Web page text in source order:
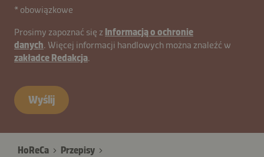
* obowiązkowe
contactPL-
B2B-
27970-
Prosimy zapoznać się z Informacją o ochronie
danych. Więcej informacji handlowych można znaleźć w
zakładce Redakcja.
Wyślij
HoReCa
Przepisy